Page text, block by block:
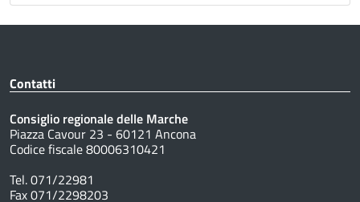
Contatti
Consiglio regionale delle Marche
Piazza Cavour 23 - 60121 Ancona
Codice fiscale 80006310421
Tel. 071/22981
Fax 071/2298203